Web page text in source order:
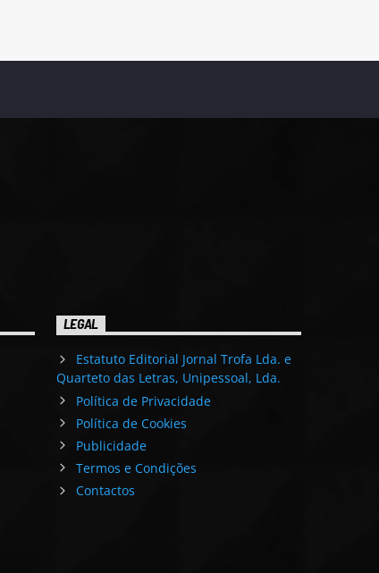
LEGAL
Estatuto Editorial Jornal Trofa Lda. e
Quarteto das Letras, Unipessoal, Lda.
Política de Privacidade
Política de Cookies
Publicidade
Termos e Condições
Contactos